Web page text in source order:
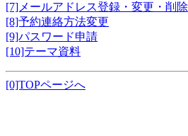
[7]メールアドレス登録・変更・削除
[8]予約連絡方法変更
[9]パスワード申請
[10]テーマ資料
[0]TOPページへ